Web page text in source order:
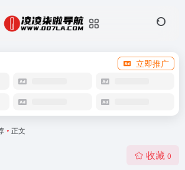
立即推广
• 正文
收藏 0